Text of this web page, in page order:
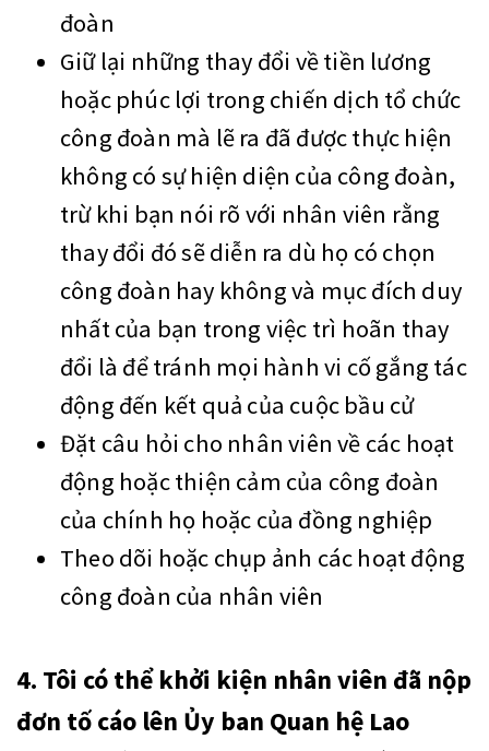
đoàn
Giữ lại những thay đổi về tiền lương
hoặc phúc lợi trong chiến dịch tổ chức
công đoàn mà lẽ ra đã được thực hiện
không có sự hiện diện của công đoàn,
trừ khi bạn nói rõ với nhân viên rằng
thay đổi đó sẽ diễn ra dù họ có chọn
công đoàn hay không và mục đích duy
nhất của bạn trong việc trì hoãn thay
đổi là để tránh mọi hành vi cố gắng tác
động đến kết quả của cuộc bầu cử
Đặt câu hỏi cho nhân viên về các hoạt
động hoặc thiện cảm của công đoàn
của chính họ hoặc của đồng nghiệp
Theo dõi hoặc chụp ảnh các hoạt động
công đoàn của nhân viên
4. Tôi có thể khởi kiện nhân viên đã nộp
đơn tố cáo lên Ủy ban Quan hệ Lao